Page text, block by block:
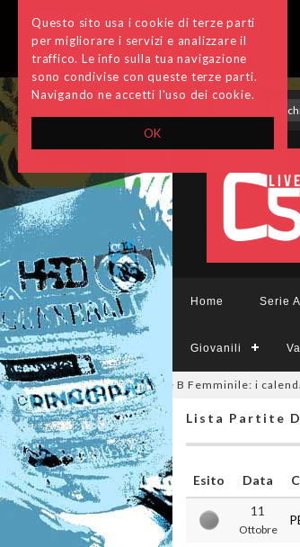
OK
Questo sito usa i cookie di terze parti
per migliorare i servizi e analizzare il
traffico. Le info sulla tua navigazione
sono condivise con queste terze parti.
Navigando ne accetti l'uso dei cookie.
Home Serie A
Giovanili
Tesys, A2 Élite, A2, B e B Femminile: i calendari
Lista Partite
Esito Data
11
Ottobre